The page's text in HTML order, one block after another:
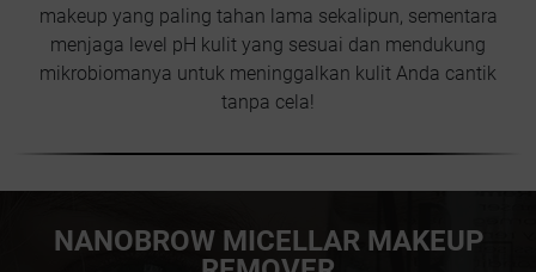
makeup yang paling tahan lama sekalipun, sementara
menjaga level pH kulit yang sesuai dan mendukung
mikrobiomanya untuk meninggalkan kulit Anda cantik
tanpa cela!
NANOBROW MICELLAR MAKEUP